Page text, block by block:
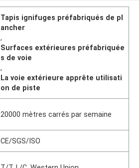
Tapis ignifuges préfabriqués de pl
ancher
,
Surfaces extérieures préfabriquée
s de voie
,
La voie extérieure apprête utilisati
on de piste
20000 mètres carrés par semaine
CE/SGS/ISO